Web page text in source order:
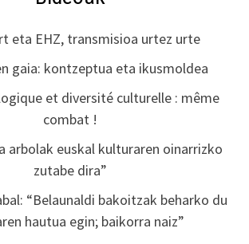
eta EHZ, transmisioa urtez urte
gaia: kontzeptua eta ikusmoldea
et diversité culturelle : même
combat !
arbolak euskal kulturaren oinarrizko
zutabe dira”
“Belaunaldi bakoitzak beharko du
hautua egin; baikorra naiz”